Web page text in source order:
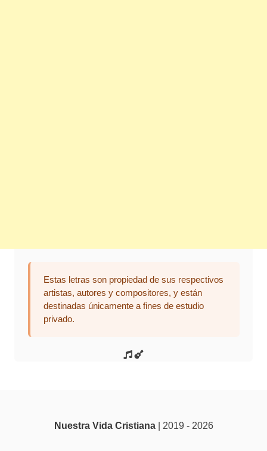
Estas letras son propiedad de sus respectivos
artistas, autores y compositores, y están
destinadas únicamente a fines de estudio
privado.
Nuestra Vida Cristiana| 2019 - 2026